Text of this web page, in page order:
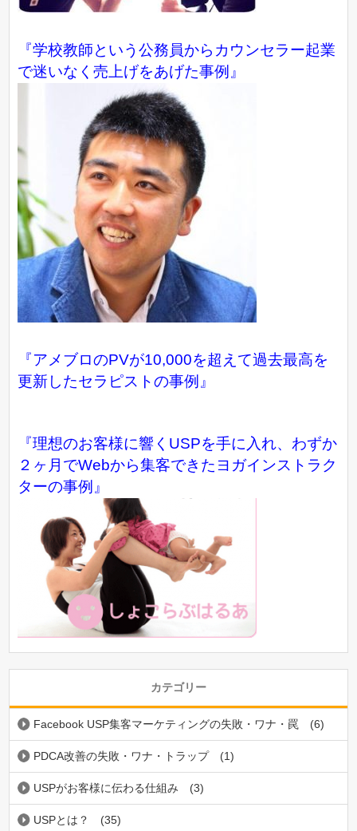
『学校教師という公務員からカウンセラー起業
で迷いなく売上げをあげた事例』
『アメブロのPVが10,000を超えて過去最高を
更新したセラピストの事例』
『理想のお客様に響くUSPを手に入れ、わずか
２ヶ月でWebから集客できたヨガインストラク
ターの事例』
カテゴリー
Facebook USP集客マーケティングの失敗・ワナ・罠 (6)
PDCA改善の失敗・ワナ・トラップ (1)
USPがお客様に伝わる仕組み (3)
USPとは？ (35)